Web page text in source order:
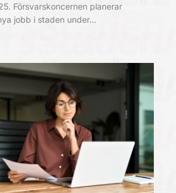
Försvarskoncernen planerar
jobb i staden under…